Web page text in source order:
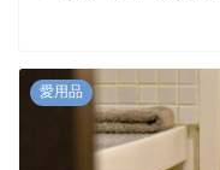
愛用品